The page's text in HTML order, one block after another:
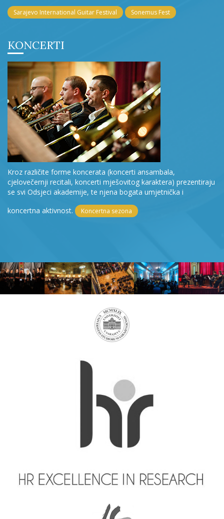
Sarajevo International Guitar Festival Sonemus Fest
KONCERTI
Kroz različite forme koncerata (koncerti ansambala,
cjelovečernji recitali, koncerti mješovitog karaktera) prezentiraju
se svi Odsjeci akademije, te njena bogata umjetnička i
koncertna aktivnost.
Koncertna sezona